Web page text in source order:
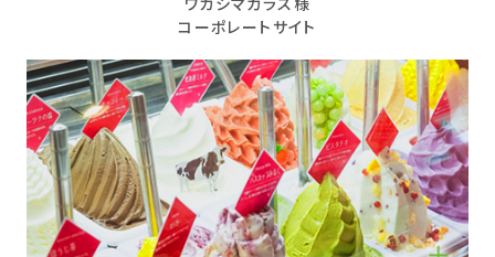
ワカシマガラス様
コーポレートサイト